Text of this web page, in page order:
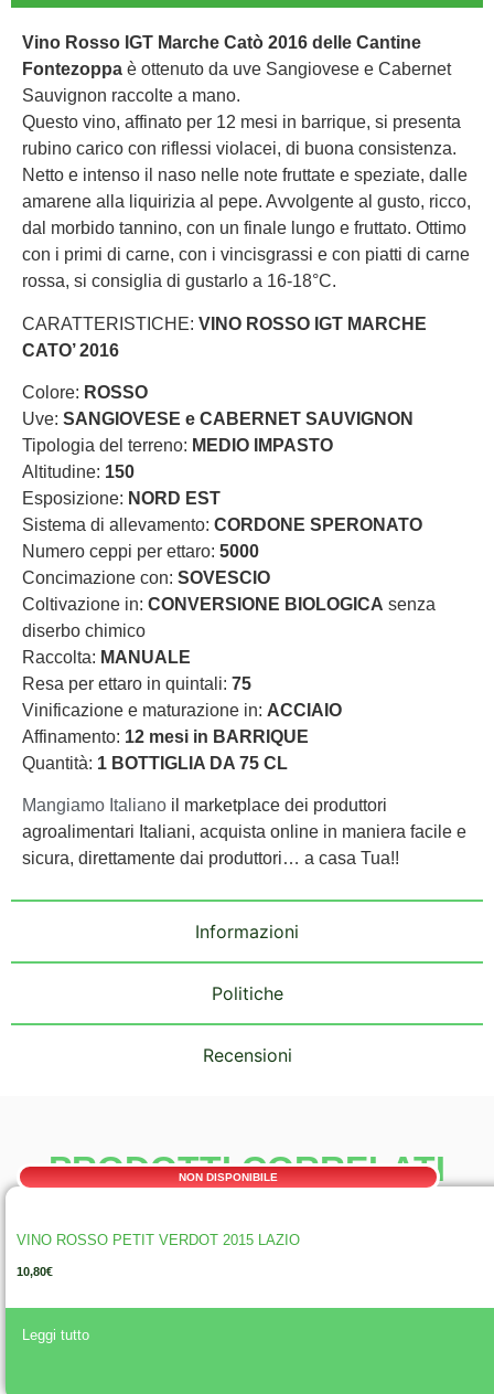
Informazioni
Politiche
Recensioni
Vino Rosso IGT Marche Catò 2016 delle Cantine
Fontezoppa è ottenuto da uve Sangiovese e Cabernet
Sauvignon raccolte a mano.
Questo vino, affinato per 12 mesi in barrique, si presenta
rubino carico con riflessi violacei, di buona consistenza.
Netto e intenso il naso nelle note fruttate e speziate, dalle
amarene alla liquirizia al pepe. Avvolgente al gusto, ricco,
dal morbido tannino, con un finale lungo e fruttato. Ottimo
con i primi di carne, con i vincisgrassi e con piatti di carne
rossa, si consiglia di gustarlo a 16-18°C.
CARATTERISTICHE: VINO ROSSO IGT MARCHE
CATO’ 2016
Colore: ROSSO
Uve: SANGIOVESE e CABERNET SAUVIGNON
Tipologia del terreno: MEDIO IMPASTO
Altitudine: 150
Esposizione: NORD EST
Sistema di allevamento: CORDONE SPERONATO
Numero ceppi per ettaro: 5000
Concimazione con: SOVESCIO
Coltivazione in: CONVERSIONE BIOLOGICA senza
diserbo chimico
Raccolta: MANUALE
Resa per ettaro in quintali: 75
Vinificazione e maturazione in: ACCIAIO
Affinamento: 12 mesi in BARRIQUE
Quantità: 1 BOTTIGLIA DA 75 CL
Mangiamo Italiano il marketplace dei produttori
agroalimentari Italiani, acquista online in maniera facile e
sicura, direttamente dai produttori… a casa Tua!!
PRODOTTI CORRELATI
NON DISPONIBILE
VINO ROSSO PETIT VERDOT 2015 LAZIO
10,80€
Leggi tutto